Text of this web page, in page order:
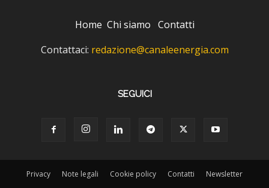
Home Chi siamo Contatti
Contattaci: redazione@canaleenergia.com
SEGUICI
Privacy Note legali Cookie policy Contatti Newsletter